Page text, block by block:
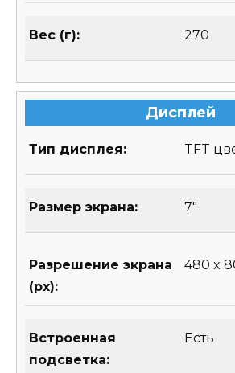
Вес (г): 270
Дисплей
Тип дисплея: TFT
Размер экрана: 7″
Разрешение экрана
(px):
480 x
Встроенная
подсветка:
Есть